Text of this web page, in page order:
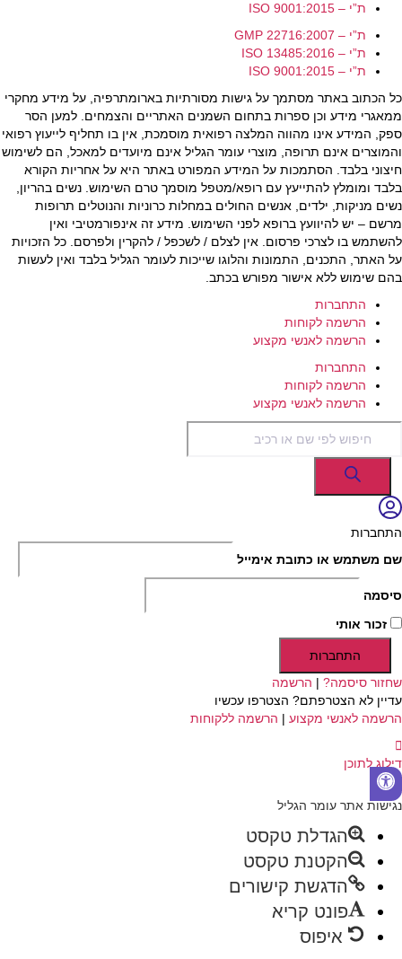
ת”י – ISO 9001:2015
ת”י – GMP 22716:2007
ת”י – ISO 13485:2016
ת”י – ISO 9001:2015
כל הכתוב באתר מסתמך על גישות מסורתיות בארומתרפיה, על מידע מחקרי
ממאגרי מידע וכן ספרות בתחום השמנים האתריים והצמחים. למען הסר
ספק, המידע אינו מהווה המלצה רפואית מוסמכת, אין בו תחליף לייעוץ רפואי
והמוצרים אינם תרופה, מוצרי עומר הגליל אינם מיועדים למאכל, הם לשימוש
חיצוני בלבד. הסתמכות על המידע המפורט באתר היא על אחריות הקורא
בלבד ומומלץ להתייעץ עם רופא/מטפל מוסמך טרם השימוש. נשים בהריון,
נשים מניקות, ילדים, אנשים החולים במחלות כרוניות והנוטלים תרופות
מרשם – יש להיוועץ ברופא לפני השימוש. מידע זה אינפורמטיבי ואין
להשתמש בו לצרכי פרסום. אין לצלם / לשכפל / להקרין ולפרסם. כל הזכויות
על האתר, התכנים, התמונות והלוגו שייכות לעומר הגליל בלבד ואין לעשות
בהם שימוש ללא אישור מפורש בכתב.
התחברות
הרשמה לקוחות
הרשמה לאנשי מקצוע
התחברות
הרשמה לקוחות
הרשמה לאנשי מקצוע
search
התחברות
שם משתמש או כתובת אימייל
סיסמה
זכור אותי
התחברות
שחזור סיסמה? | הרשמה
עדיין לא הצטרפתם? הצטרפו עכשיו
הרשמה לאנשי מקצוע | הרשמה ללקוחות
דילוג לתוכן
פתח
סרגל
נגישות
נגישות אתר עומר הגליל
הגדלת טקסט
הקטנת טקסט
הדגשת קישורים
פונט קריא
איפוס